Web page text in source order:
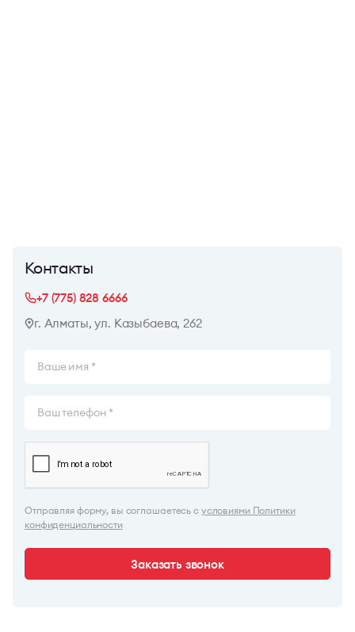
Контакты
+7 (775) 828 6666
г. Алматы, ул. Казыбаева, 262
Отправляя форму, вы соглашаетесь с условиями Политики
конфиденциальности
Заказать звонок